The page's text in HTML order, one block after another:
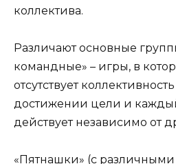
коллектива.
Различают основные
командные» – игры, в
отсутствует
достижении цели и
действует независимо от
«Пятнашки» (с